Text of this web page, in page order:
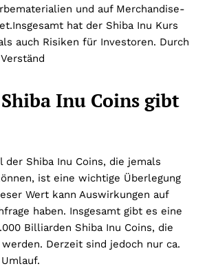
und auf Merchandise-
hat der Shiba Inu Kurs
auch Risiken für Investoren. Durch
Inu Coins gibt
der Shiba Inu Coins, die jemals
ist eine wichtige Überlegung
Wert kann Auswirkungen auf
haben. Insgesamt gibt es eine
Billiarden Shiba Inu Coins, die
Derzeit sind jedoch nur ca.